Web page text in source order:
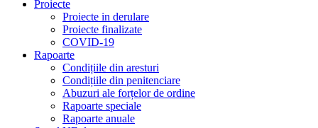
Proiecte
Proiecte in derulare
Proiecte finalizate
COVID-19
Rapoarte
Condițiile din aresturi
Condițiile din penitenciare
Abuzuri ale forțelor de ordine
Rapoarte speciale
Rapoarte anuale